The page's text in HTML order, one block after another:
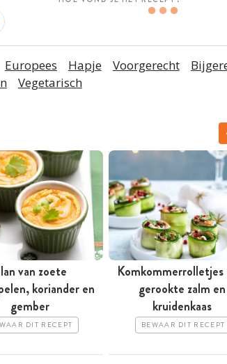
Europees Hapje Voorgerecht
Vegetarisch
van zoete
koriander en
gember
DIT RECEPT
gerookte zalm en
kruidenkaas
BEWAAR DIT RECEPT